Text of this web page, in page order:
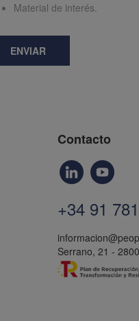
Material de interés.
ENVIAR
Contacto
+34 91
Serrano, 21 -